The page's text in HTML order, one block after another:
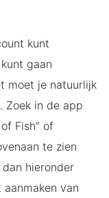
kunt
gaan
moet je natuurlijk
Zoek in de app
Fish” of
te zien
hieronder
van